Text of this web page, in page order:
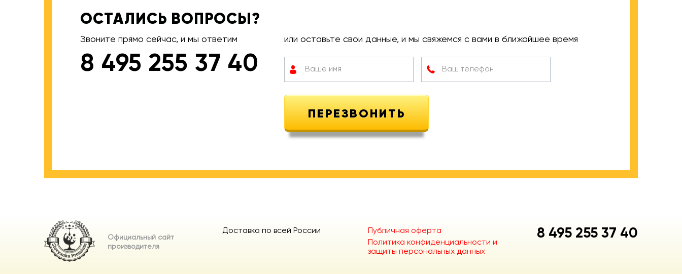
ОСТАЛИСЬ ВОПРОСЫ?
Звоните прямо сейчас, и мы ответим
8 495 255 37 40
или оставьте свои данные, и мы свяжемся с вами в ближайшее время
Официальный сайт
производителя
Доставка по всей России
Публичная оферта
Политика конфиденциальности и
защиты персональных данных
8 495 255 37 40